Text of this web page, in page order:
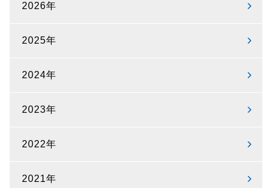
2026年
2025年
2024年
2023年
2022年
2021年